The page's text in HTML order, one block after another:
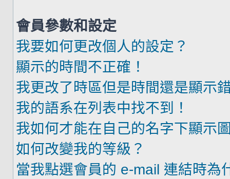
會員參數和設定
我要如何更改個人的設定？
顯示的時間不正確！
我更改了時區但是時間還是顯示
我的語系在列表中找不到！
我如何才能在自己的名字下顯示
如何改變我的等級？
當我點選會員的 e-mail 連結時為